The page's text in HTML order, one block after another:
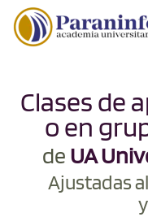
Clases de
o en
de UA
Ajustadas